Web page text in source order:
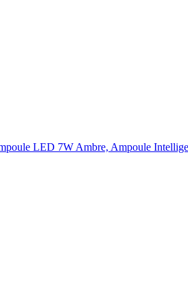
LED 7W Ambre, Ampoule